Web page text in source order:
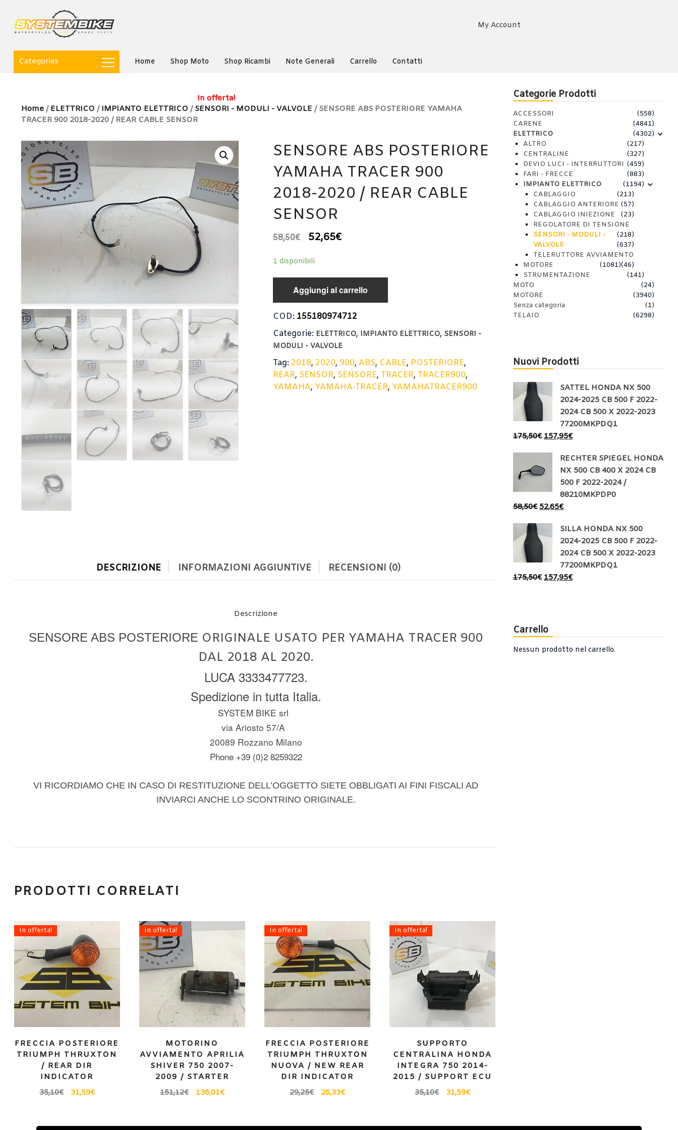
My Account
Categories Home Shop Moto Shop Ricambi Note Generali Carrello Contatti
Home / ELETTRICO / IMPIANTO ELETTRICO / SENSORI - MODULI - VALVOLE / SENSORE ABS POSTERIORE YAMAHA
TRACER 900 2018-2020 / REAR CABLE SENSOR
In offerta!
SENSORE ABS POSTERIORE
YAMAHA TRACER 900
2018-2020 / REAR CABLE
SENSOR
58,50€ 52,65€
1 disponibili
Aggiungi al carrello
COD: 155180974712
Categorie: ELETTRICO, IMPIANTO ELETTRICO, SENSORI -
MODULI - VALVOLE
Tag: 2018, 2020, 900,ABS, CABLE, POSTERIORE,
REAR, SENSOR, SENSORE, TRACER, TRACER900,
YAMAHA, YAMAHA-TRACER, YAMAHATRACER900
DESCRIZIONE INFORMAZIONI AGGIUNTIVE RECENSIONI (0)
Descrizione
SENSORE ABS POSTERIORE ORIGINALE USATO PER YAMAHA TRACER 900
DAL 2018 AL 2020.
LUCA 3333477723.
Spedizione in tutta Italia.
SYSTEM BIKE srl
via Ariosto 57/A
20089 Rozzano Milano
Phone +39 (0)2 8259322
VI RICORDIAMO CHE IN CASO DI RESTITUZIONE DELL’OGGETTO SIETE OBBLIGATI AI FINI FISCALI AD
INVIARCI ANCHE LO SCONTRINO ORIGINALE.
PRODOTTI CORRELATI
In offerta!
FRECCIA POSTERIORE
TRIUMPH THRUXTON
/ REAR DIR
INDICATOR
35,10€ 31,59€
In offerta!
MOTORINO
AVVIAMENTO APRILIA
SHIVER 750 2007-
2009 / STARTER
151,12€ 136,01€
In offerta!
FRECCIA POSTERIORE
TRIUMPH THRUXTON
NUOVA / NEW REAR
DIR INDICATOR
29,25€ 26,33€
In offerta!
SUPPORTO
CENTRALINA HONDA
INTEGRA 750 2014-
2015 / SUPPORT ECU
35,10€ 31,59€
Categorie Prodotti
ACCESSORI
(558)
CARENE
(4841)
ELETTRICO
(4302)
ALTRO
(217)
CENTRALINE
(327)
DEVIO LUCI - INTERRUTTORI (459)
FARI - FRECCE
(883)
IMPIANTO ELETTRICO
(1194)
CABLAGGIO
(213)
CABLAGGIO ANTERIORE (57)
CABLAGGIO INIEZIONE
(23)
REGOLATORE DI TENSIONE
(218)
SENSORI - MODULI -
VALVOLE
(637)
TELERUTTORE AVVIAMENTO
(46)
MOTORE
(1081)
STRUMENTAZIONE
(141)
MOTO
(24)
MOTORE
(3940)
Senza categoria
(1)
TELAIO
(6298)
Nuovi Prodotti
SATTEL HONDA NX 500
2024-2025 CB 500 F 2022-
2024 CB 500 X 2022-2023
77200MKPDQ1
175,50€ 157,95€
RECHTER SPIEGEL HONDA
NX 500 CB 400 X 2024 CB
500 F 2022-2024 /
88210MKPDP0
58,50€ 52,65€
SILLA HONDA NX 500
2024-2025 CB 500 F 2022-
2024 CB 500 X 2022-2023
77200MKPDQ1
175,50€ 157,95€
Carrello
Nessun prodotto nel carrello.